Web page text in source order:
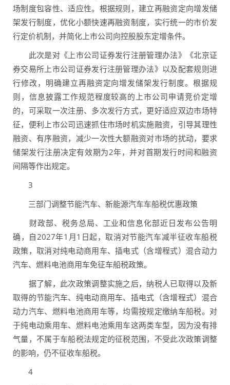
场制度包容性、适应性。根据规则，建立再融资定向增发储
架发行制度，优化小额快速再融资制度，实行统一的市价发
行定价机制，并简化上市公司向控股股东定增条件。
此次是对《上市公司证券发行注册管理办法》《北京证
券交易所上市公司证券发行注册管理办法》以及配套规则进
行修改，明确建立再融资定向增发储架发行制度。根据规
则，信息披露工作规范程度较高的上市公司申请竞价定增
的，可采取一次注册、多次发行方式，更好适应双边市场特
征，便利上市公司迅速抓住市场时机实施融资，引导其理性
融资、有序融资，减少一次性大额融资对市场的扰动，要求
储架发行注册决定有效期为2年，并对首期发行时间和融资
间隔等作出规定。
3
三部门调整节能汽车、新能源汽车车船税优惠政策
财政部、税务总局、工业和信息化部近日发布公告明
确，自2027年1月1日起，取消对节能汽车减半征收车船税
政策，取消对纯电动商用车、插电式（含增程式）混合动力
汽车、燃料电池商用车免征车船税政策。
据了解，此次政策调整实施之后，纳税人已取得以及新
取得的节能汽车、纯电动商用车、插电式（含增程式）混合
动力汽车、燃料电池商用车等，均需按规定缴纳车船税。对
于纯电动乘用车、燃料电池乘用车这两类车型，因为没有排
气量，不属于车船税法规定的征税范围，不受此次政策调整
的影响，仍不征收车船税。
4